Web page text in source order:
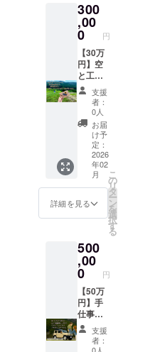
保証》
のとこ
ろを、
特別に
《1年保
証》で
お届け
しま
す。 こ
れは、
品質へ
の自信
と、支
援者さ
まへの
感謝の
証で
す。 ※
もって
設定し
ており
ます
が、生
産体制
の整備
が順調
に進ん
だ場
本リ
ターン
限定で
《1年間
の塗装
保証》
をお付
けしま
す （通
常は1カ
月／万
が一の
色落
ち・剥
がれに
安心対
応） こ
れは、
品質へ
援者さ
まへの
感謝の
証で
す。 ※
お届け
時期は
余裕を
もって
設定し
に始め
た挑戦
を、こ
の先も
続けて
いくた
めの一
歩に、
応援と
いうか
たちで
背中を
押して
いただ
けたら
嬉しい
です。
言葉は
いらな
じて支
える。
そんな
あなた
のご厚
意に、
職人と
して深
く感謝
を込め
300
,00
0 円
【30万
円】空
と工
房、ど
ちらで
も真っ
直ぐ
に。 3
フィー
トの上
空で学
んだの
は、目
に見え
けるこ
と。 今
は、地
に足を
つけた
この工
房で
も、そ
の想い
を貫い
支援
者：
0人
お届
け予
定：
2026
年02
月
詳細を見る
こ
の
リ
タ
ー
ン
を
選
択
す
る
500
,00
0 円
【50万
円】手
仕事の
未来
に、静
かな信
支援
者：